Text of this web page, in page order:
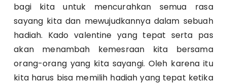
bagi kita untuk mencurahkan semua rasa
sayang kita dan mewujudkannya dalam sebuah
hadiah. Kado valentineyang tepat serta pas
akan menambah kemesraan kita bersama
orang-orang yang kita sayangi. Oleh karena itu
kita harus bisa memilih hadiah yang tepat ketika